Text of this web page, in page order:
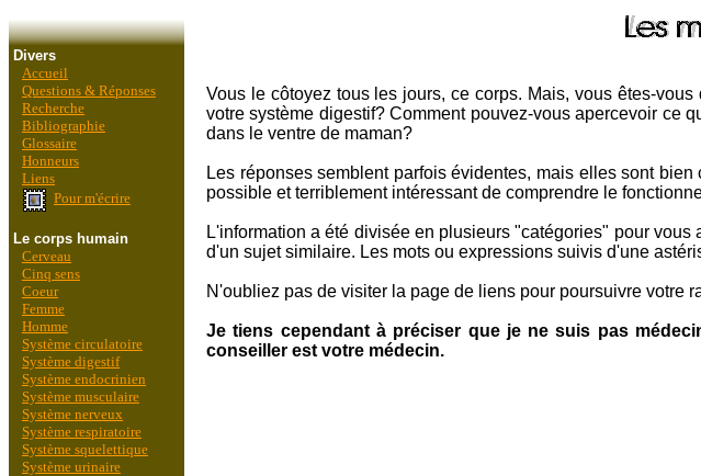
Divers
Accueil
Questions & Réponses
Recherche
Bibliographie
Glossaire
Honneurs
Liens
Pour m'écrire
Le corps humain
Cerveau
Cinq sens
Coeur
Femme
Homme
Système circulatoire
Système digestif
Système endocrinien
Système musculaire
Système nerveux
Système respiratoire
Système squelettique
Système urinaire
Vous le côtoyez tous les jours, ce corps. Mais, vous êtes-
votre système digestif? Comment pouvez-vous apercevoir ce
dans le ventre de maman?
Les réponses semblent parfois évidentes, mais elles sont
possible et terriblement intéressant de comprendre le
L'information a été divisée en plusieurs "catégories" pour
d'un sujet similaire. Les mots ou expressions suivis d'une
N'oubliez pas de visiter la page de liens pour poursuivre votre
Je tiens cependant à préciser que je ne suis pas
conseiller est votre médecin.